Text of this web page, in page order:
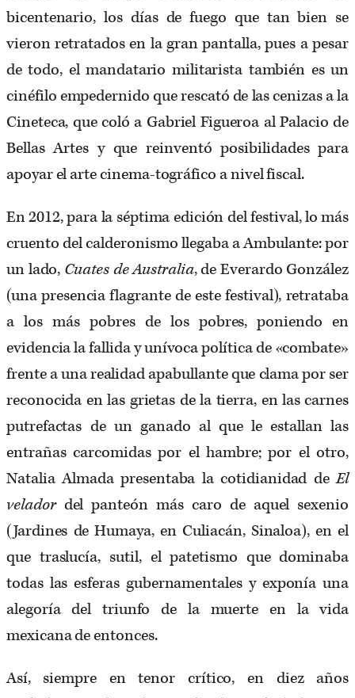
bicentenario, los días de fuego que tan bien se
vieron retratados en la gran pantalla, pues a pesar
de todo, el mandatario militarista también es un
cinéfilo empedernido que rescató de las cenizas a la
Cineteca, que coló a Gabriel Figueroa al Palacio de
Bellas Artes y que reinventó posibilidades para
apoyar el arte cinema-tográfico a nivel fiscal.
En 2012, para la séptima edición del festival, lo más
cruento del calderonismo llegaba a Ambulante: por
un lado, Cuates de Australia, de Everardo González
(una presencia flagrante de este festival), retrataba
a los más pobres de los pobres, poniendo en
evidencia la fallida y unívoca política de «combate»
frente a una realidad apabullante que clama por ser
reconocida en las grietas de la tierra, en las carnes
putrefactas de un ganado al que le estallan las
entrañas carcomidas por el hambre; por el otro,
Natalia Almada presentaba la cotidianidad deEl
veladordel panteón más caro de aquel sexenio
(Jardines de Humaya, en Culiacán, Sinaloa), en el
que traslucía, sutil, el patetismo que dominaba
todas las esferas gubernamentales y exponía una
alegoría del triunfo de la muerte en la vida
mexicana de entonces.
Así, siempre en tenor crítico, en diez años